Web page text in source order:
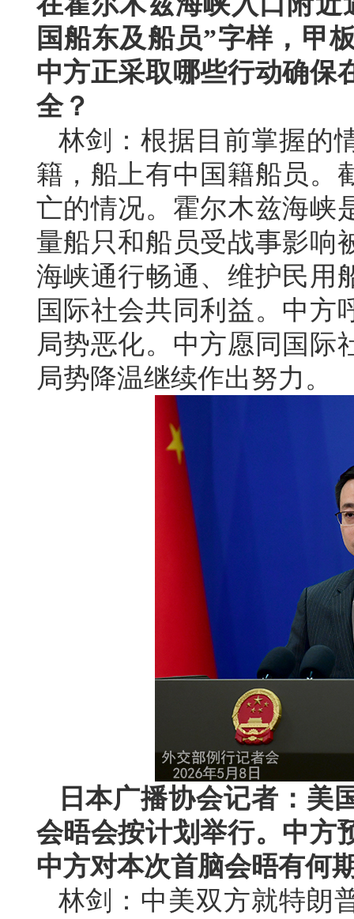
国船东及船员”字样，甲
中方正采取哪些行动确保
全？
林剑：根据目前掌握的
籍，船上有中国籍船员。
亡的情况。霍尔木兹海峡
量船只和船员受战事影响
海峡通行畅通、维护民用
国际社会共同利益。中方
局势恶化。中方愿同国际
局势降温继续作出努力。
日本广播协会记者：美
会晤会按计划举行。中方
中方对本次首脑会晤有何
林剑：中美双方就特朗